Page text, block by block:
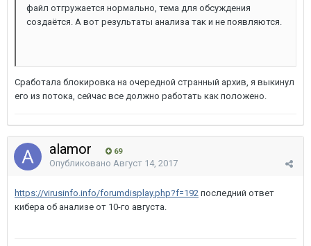
файл отгружается нормально, тема для обсуждения
создаётся. А вот результаты анализа так и не появляются.
Сработала блокировка на очередной странный архив, я выкинул
его из потока, сейчас все должно работать как положено.
alamor 69
Опубликовано Август 14, 2017
https://virusinfo.info/forumdisplay.php?f=192 последний ответ
кибера об анализе от 10-го августа.